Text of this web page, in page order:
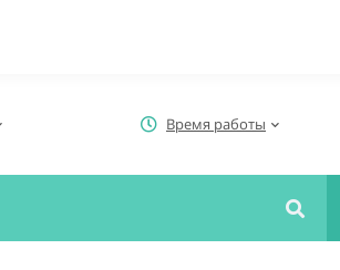
Время работы